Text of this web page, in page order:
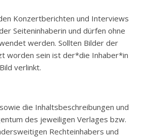
Konzertberichten und Interviews
Seiteninhaberin und dürfen ohne
werden. Sollten Bilder der
worden sein ist der*die Inhaber*in
verlinkt.
die Inhaltsbeschreibungen und
des jeweiligen Verlages bzw.
Rechteinhabers und